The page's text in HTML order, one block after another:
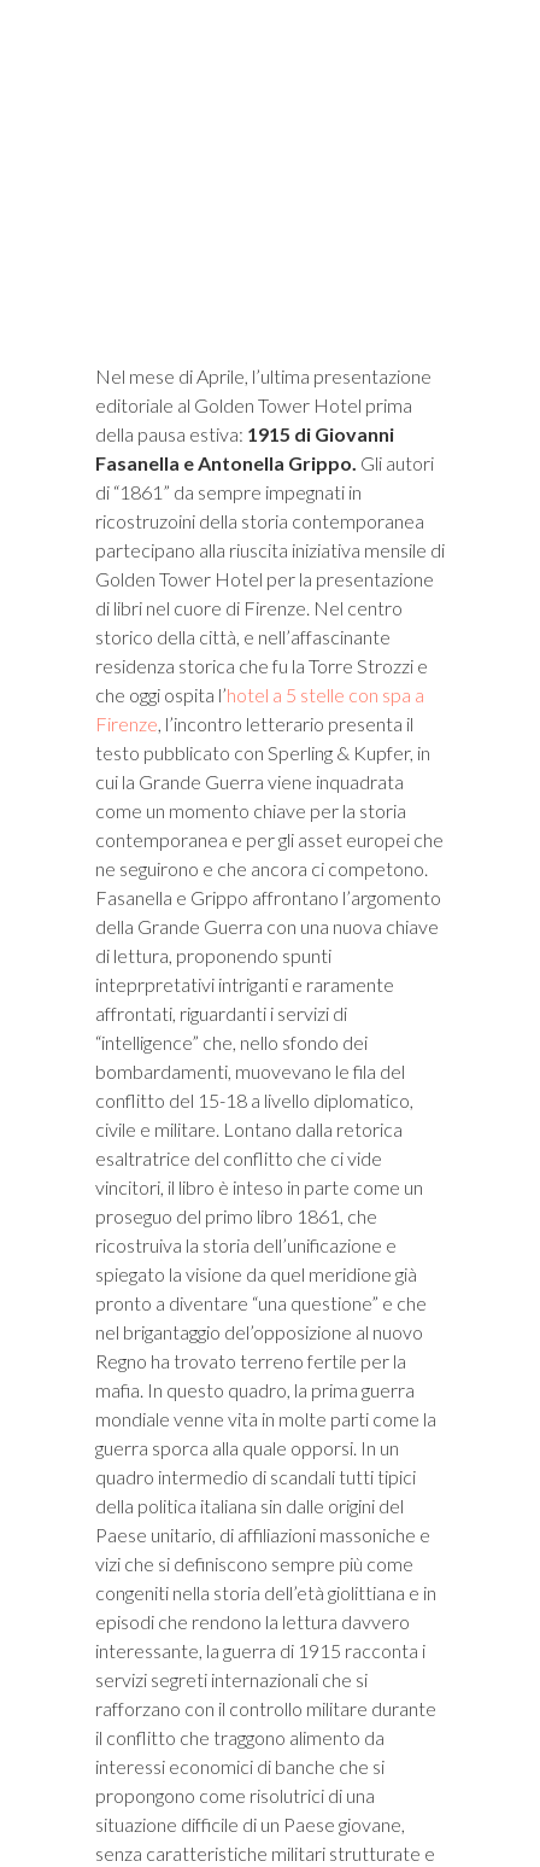
Nel mese di Aprile, l’ultima presentazione
editoriale al Golden Tower Hotel prima
della pausa estiva: 1915 di Giovanni
Fasanella e Antonella Grippo. Gli autori
di “1861” da sempre impegnati in
ricostruzoini della storia contemporanea
partecipano alla riuscita iniziativa mensile di
Golden Tower Hotel per la presentazione
di libri nel cuore di Firenze. Nel centro
storico della città, e nell’affascinante
residenza storica che fu la Torre Strozzi e
che oggi ospita l’hotel a 5 stelle con spa a
Firenze, l’incontro letterario presenta il
testo pubblicato con Sperling & Kupfer, in
cui la Grande Guerra viene inquadrata
come un momento chiave per la storia
contemporanea e per gli asset europei che
ne seguirono e che ancora ci competono.
Fasanella e Grippo affrontano l’argomento
della Grande Guerra con una nuova chiave
di lettura, proponendo spunti
inteprpretativi intriganti e raramente
affrontati, riguardanti i servizi di
“intelligence” che, nello sfondo dei
bombardamenti, muovevano le fila del
conflitto del 15-18 a livello diplomatico,
civile e militare. Lontano dalla retorica
esaltratrice del conflitto che ci vide
vincitori, il libro è inteso in parte come un
proseguo del primo libro 1861, che
ricostruiva la storia dell’unificazione e
spiegato la visione da quel meridione già
pronto a diventare “una questione” e che
nel brigantaggio del’opposizione al nuovo
Regno ha trovato terreno fertile per la
mafia. In questo quadro, la prima guerra
mondiale venne vita in molte parti come la
guerra sporca alla quale opporsi. In un
quadro intermedio di scandali tutti tipici
della politica italiana sin dalle origini del
Paese unitario, di affiliazioni massoniche e
vizi che si definiscono sempre più come
congeniti nella storia dell’età giolittiana e in
episodi che rendono la lettura davvero
interessante, la guerra di 1915 racconta i
servizi segreti internazionali che si
rafforzano con il controllo militare durante
il conflitto che traggono alimento da
interessi economici di banche che si
propongono come risolutrici di una
situazione difficile di un Paese giovane,
senza caratteristiche militari strutturate e